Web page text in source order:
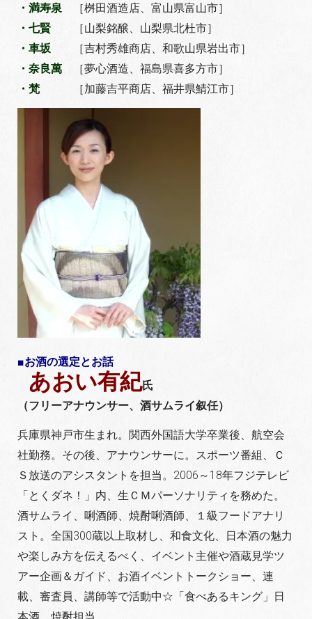
・満寿泉
［桝田酒造店、富山県富山市］
・七賢
［山梨銘醸、山梨県北杜市］
・車坂
［吉村秀雄商店、和歌山県岩出市］
・奈良萬
［夢心酒造、福島県喜多方市］
・梵
［加藤吉平商店、福井県鯖江市］
■お酒の選定とお話
あおい有紀氏
（フリーアナウンサー、酒サムライ叙任）
兵庫県神戸市生まれ。関西外国語大学卒業後、航空会
社勤務。その後、アナウンサーに。スポーツ番組、Ｃ
Ｓ放送のアシスタントを担当。2006～18年フジテレビ
「とくダネ！」内、生ＣＭパーソナリティを務めた。
酒サムライ、唎酒師、焼酎唎酒師、１級フードアナリ
スト。全国300蔵以上取材し、和食文化、日本酒の魅力
や楽しみ方を伝えるべく、イベント主催や酒蔵見学ツ
アー企画＆ガイド、お酒イベントトークショー、連
載、審査員、講師等で活動中☆「食べあるキング」日